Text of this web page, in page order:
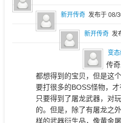
新开传奇 发布于 08/
新开传奇 发
变
传
都想得到的宝贝，但是这
要打很多的BOSS怪物，
只要得到了屠龙武器，对
的。但是，除了有屠龙之
样的武器衍生品，像黄金